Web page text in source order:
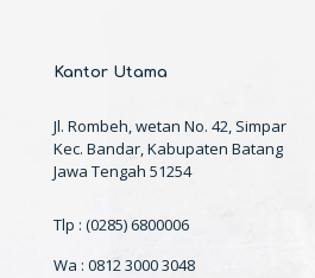
Kantor Utama
Jl. Rombeh, wetan No. 42, Simpar
Kec. Bandar, Kabupaten Batang
Jawa Tengah 51254
Tlp : (0285) 6800006
Wa : 0812 3000 3048